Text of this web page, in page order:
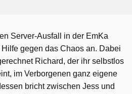
Server-Ausfall in der EmKa
gegen das Chaos an. Dabei
Richard, der ihr selbstlos
im Verborgenen ganz eigene
bricht zwischen Jess und